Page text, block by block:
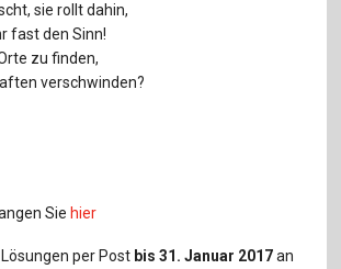
sie rollt dahin,
fast den Sinn!
zu finden,
verschwinden?
Sie hier
per Post bis 31. Januar 2017an